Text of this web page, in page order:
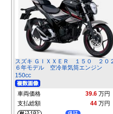
スズキ ＧＩＸＸＥＲ １５０ ２０
６年モデル 空冷単気筒エンジン
150cc
車両価格 39.6 万円
支払総額
44 万円